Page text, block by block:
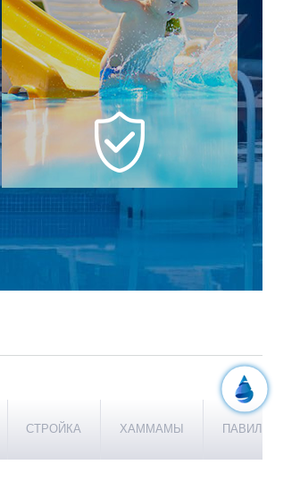
Надежная и
комплексная гарантия
Мы отвечаем за бассейн на всех этапах
строительства и даем полную гарантию
на чашу 5 лет и оборудование 2 года
СТРОЙКА ХАММАМЫ ПАВИЛЬОНЫ